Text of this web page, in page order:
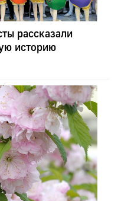
рассказали
историю